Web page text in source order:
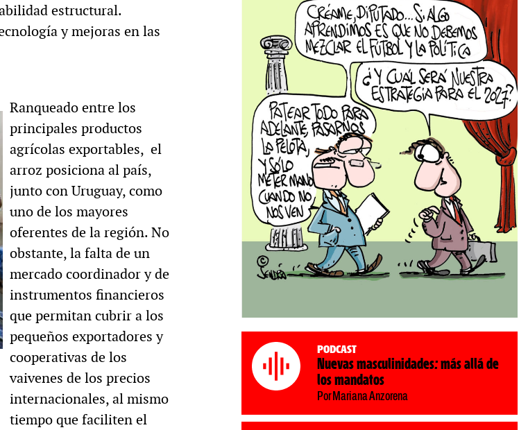
estructural.
y mejoras en las
Ranqueado entre los
principales productos
agrícolas exportables, el
arroz posiciona al país,
junto con Uruguay, como
uno de los mayores
oferentes de la región. No
obstante, la falta de un
mercado coordinador y de
instrumentos financieros
que permitan cubrir a los
pequeños exportadores y
cooperativas de los
vaivenes de los precios
internacionales, al mismo
tiempo que faciliten el
Podcast
Nuevas masculinidades: más allá de
los mandatos
Por Mariana Anzorena